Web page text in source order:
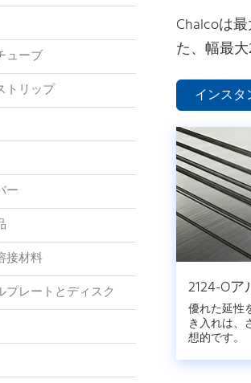
ューブ
トリップ
ー
接材料
プレートとディスク
Chalcoは
た、幅最
インスタ
2124-O
優れた延性
き入れは、
想的です。